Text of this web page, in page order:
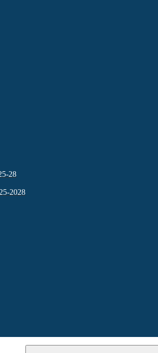
28
2028